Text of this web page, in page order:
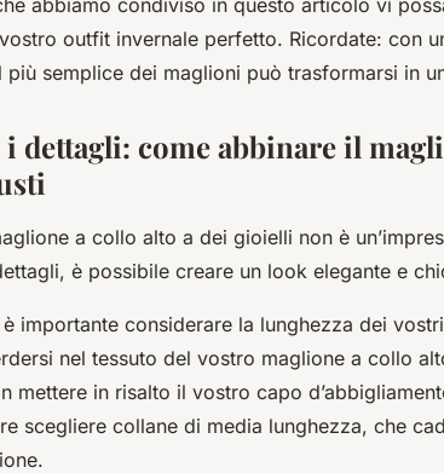
outfit invernale perfetto. Ricordate: con
più semplice dei maglioni può trasformarsi in
dettagli: come abbinare il
a collo alto a dei gioielli non è
è possibile creare un look elegante e
importante considerare la lunghezza dei
nel tessuto del vostro maglione a collo
mettere in risalto il vostro capo
scegliere collane di media lunghezza, che